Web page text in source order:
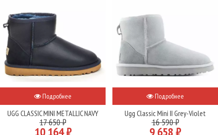
Подробнее
UGG CLASSIC MINI METALLIC NAVY
17 650 ₽
10 164 ₽
Подробнее
Ugg Classic Mini II Grey-Violet
16 590 ₽
9 658 ₽